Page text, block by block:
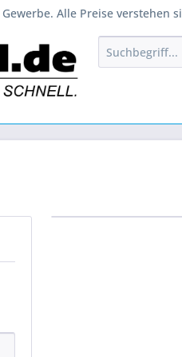
Alle Preise verstehen